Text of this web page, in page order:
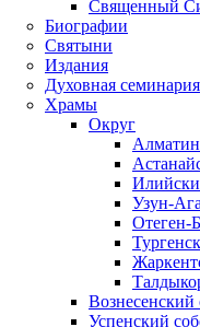
Священный
Биографии
Святыни
Издания
Духовная семинария
Храмы
Округ
Узун-
Отеген-
Вознесенский
Успенский